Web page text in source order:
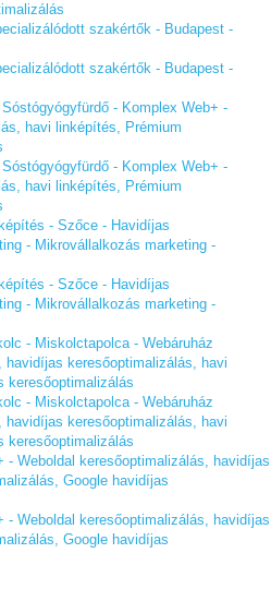
szakértők - Budapest -
szakértők - Budapest -
- Komplex Web+ -
havi linképítés, Prémium
- Komplex Web+ -
havi linképítés, Prémium
- Szőce - Havidíjas
- Mikrovállalkozás marketing -
- Szőce - Havidíjas
- Mikrovállalkozás marketing -
- Miskolctapolca - Webáruház
keresőoptimalizálás, havi
keresőoptimalizálás
- Miskolctapolca - Webáruház
keresőoptimalizálás, havi
keresőoptimalizálás
Weboldal keresőoptimalizálás, havidíjas
Google havidíjas
Weboldal keresőoptimalizálás, havidíjas
Google havidíjas